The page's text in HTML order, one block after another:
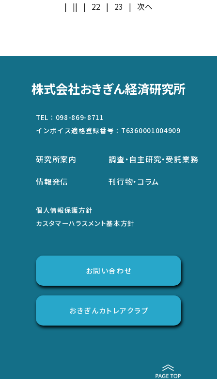
| || | 22 | 23 | 次へ
株式会社おきぎん経済研究所
TEL： 098-869-8711
インボイス適格登録番号： T6360001004909
研究所案内
情報発信
調査・自主研究・受託業務
刊行物・コラム
個人情報保護方針
カスタマーハラスメント基本方針
お問い合わせ
おきぎんカトレアクラブ